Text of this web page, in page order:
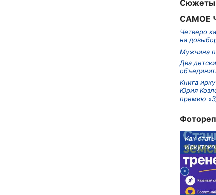
Сюжеты
САМОЕ
Четверо
на
Мужчина
Два
Книга
Юрия
премию
Как